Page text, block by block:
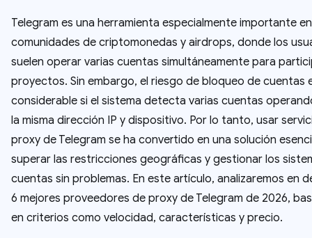
Telegram es una herramienta especialmente importante
comunidades de criptomonedas y airdrops, donde los
suelen operar varias cuentas simultáneamente para
proyectos. Sin embargo, el riesgo de bloqueo de cuentas
considerable si el sistema detecta varias cuentas
la misma dirección IP y dispositivo. Por lo tanto, usar
proxy de Telegram se ha convertido en una solución
superar las restricciones geográficas y gestionar los
cuentas sin problemas. En este artículo, analizaremos en
6 mejores proveedores de proxy de Telegram de 2026,
en criterios como velocidad, características y precio.